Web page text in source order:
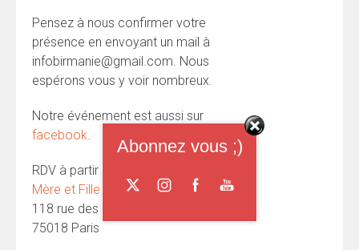
Pensez à nous confirmer votre
présence en envoyant un mail à
infobirmanie@gmail.com. Nous
espérons vous y voir nombreux.
Notre événement est aussi sur
facebook
RDV à partir de 19h,
Mère et Fille
118 rue des poissonniers
75018 Paris
Abonnez vous ;)